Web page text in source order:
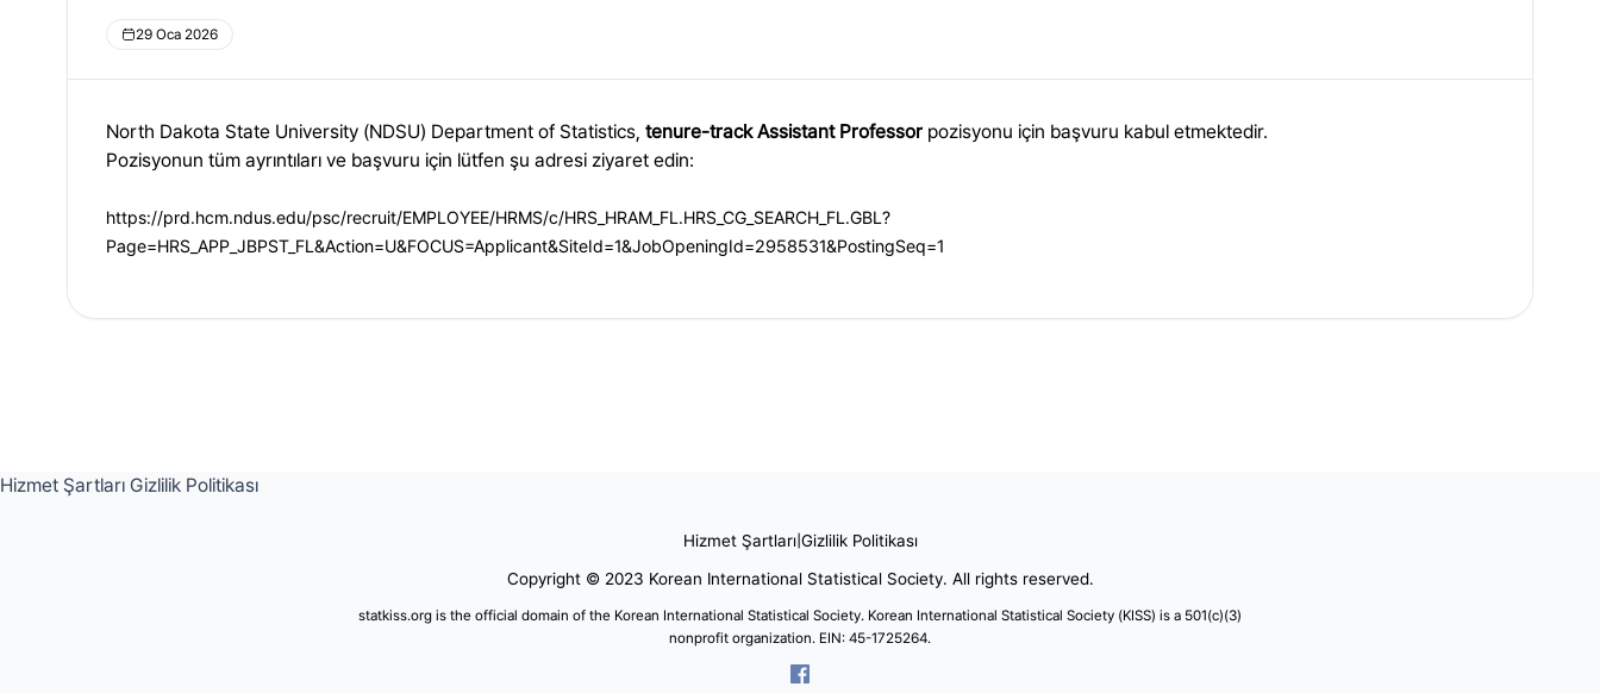
29 Oca 2026
North Dakota State University (NDSU) Department of Statistics, tenure-track Assistant Professor pozisyonu için başvuru kabul etmektedir.
Pozisyonun tüm ayrıntıları ve başvuru için lütfen şu adresi ziyaret edin:
https://prd.hcm.ndus.edu/psc/recruit/EMPLOYEE/HRMS/c/HRS_HRAM_FL.HRS_CG_SEARCH_FL.GBL?
Page=HRS_APP_JBPST_FL&Action=U&FOCUS=Applicant&SiteId=1&JobOpeningId=2958531&PostingSeq=1
Hizmet Şartları Gizlilik Politikası
Hizmet Şartları| Gizlilik Politikası
Copyright © 2023 Korean International Statistical Society. All rights reserved.
statkiss.org is the official domain of the Korean International Statistical Society. Korean International Statistical Society (KISS) is a 501(c)(3)
nonprofit organization. EIN: 45-1725264.